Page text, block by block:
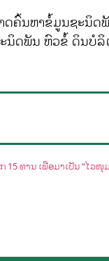
ດຄົ້ນຫາຂໍ້ມູນຊະນິດ
ນິດພັນ ຫົວຂໍ້ ດິນບໍລິ
15 ທ່ານ ເພື່ອມາເປັນ “ໄວໜຸ່